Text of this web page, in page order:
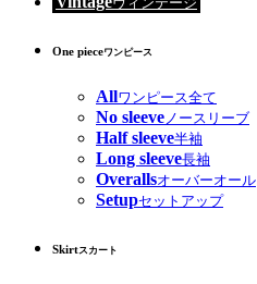
One pieceワンピース
Allワンピース全て
No sleeveノースリーブ
Half sleeve半袖
Long sleeve長袖
Overallsオーバーオール
Setupセットアップ
Skirtスカート